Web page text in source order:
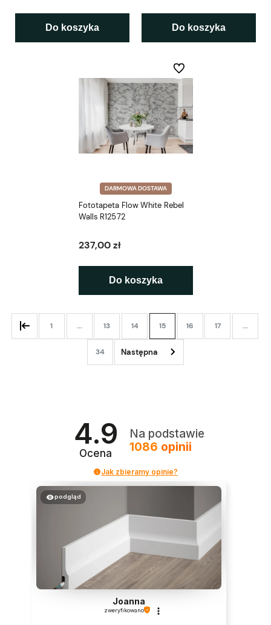
Do koszyka Do koszyka
DARMOWA DOSTAWA
Fototapeta Flow White Rebel
Walls R12572
237,00 zł
Do koszyka
Do ulubionych
1 ... 13 14 15 16 17 ...
34
4.9
Ocena
Na podstawie
1086 opinii
Jak zbieramy opinie?
podgląd
Joanna
zweryfikowano